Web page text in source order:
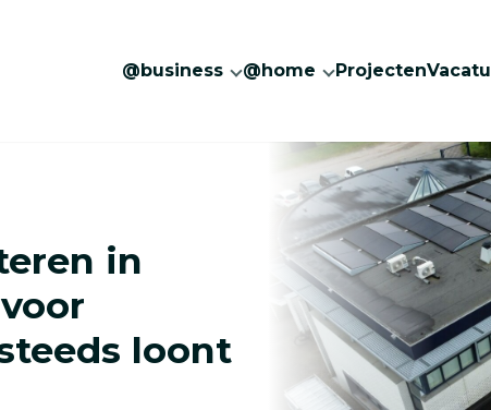
@business @home Projecten
in
loont